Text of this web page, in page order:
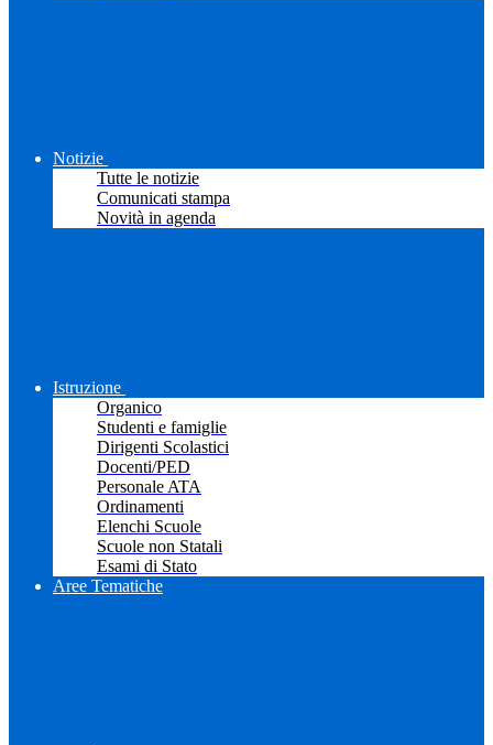
Notizie
Tutte le notizie
Comunicati stampa
Novità in agenda
Istruzione
Organico
Studenti e famiglie
Dirigenti Scolastici
Docenti/PED
Personale ATA
Ordinamenti
Elenchi Scuole
Scuole non Statali
Esami di Stato
Aree Tematiche